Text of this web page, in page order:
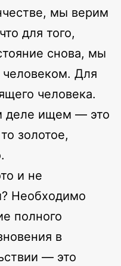
мы верим
для того,
снова, мы
Для
человека.
деле ищем — это
золотое,
и не
Необходимо
полного
в
— это